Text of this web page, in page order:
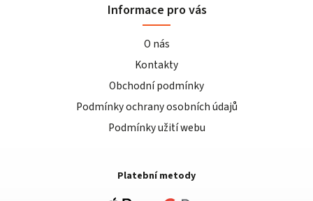
Informace pro vás
O nás
Kontakty
Obchodní podmínky
Podmínky ochrany osobních údajů
Podmínky užití webu
Platební metody